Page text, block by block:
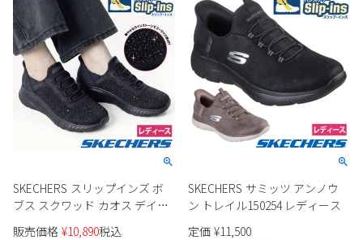
1
3 4
5
6
7 8 10 11
13
14 15 17 18
19
20
21 22 24
26
27
28 29
新規会員登録
SKECHERS スリップインズ ボ
ブス スクワッド カオス デイリ
ーグリッツ 117622 レディース
販売価格 ¥10,890税込
SKECHERS サミッツ アンノウ
ン トレイル150254 レディース
定価 ¥11,500